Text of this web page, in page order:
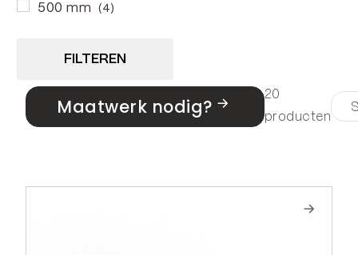
500 mm (4)
FILTEREN
Maatwerk nodig?
20
producten